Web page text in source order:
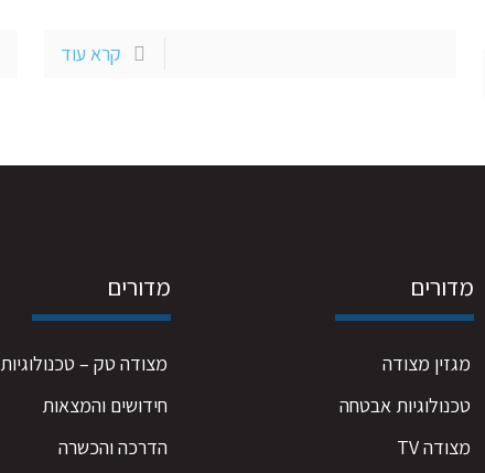
קרא עוד
מדורים
מגזין מצודה
טכנולוגיות אבטחה
מצודה TV
מדורים
מצודה טק – טכנולוגיות
חידושים והמצאות
הדרכה והכשרה